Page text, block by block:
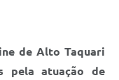
de Alto Taquari
pela atuação de